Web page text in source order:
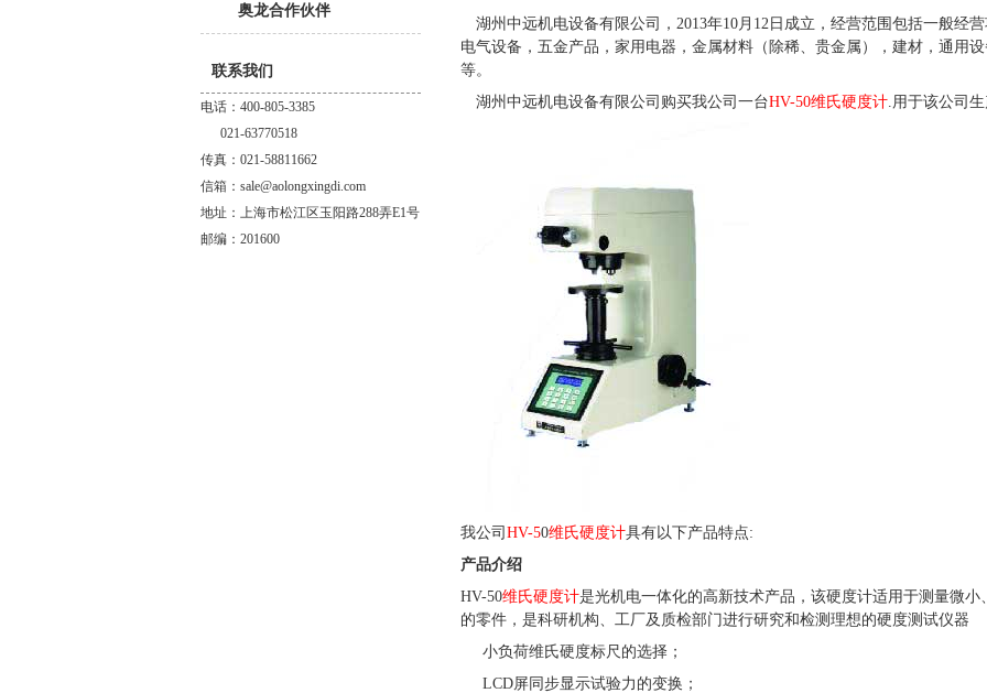
奥龙合作伙伴
联系我们
电话：400-805-3385
021-63770518
传真：021-58811662
信箱：sale@aolongxingdi.com
地址：上海市松江区玉阳路288弄E1号
邮编：201600
湖州中远机电设备有限公司， 2013年10月 12 日成立，经营范围包括一般经
电气设备，五金产品，家用电器，金属材料（除稀、贵金属），建材，通用
等。
湖州中远机电设备有限公司购买我公司一台HV-50维氏硬度计.用于该公司
我公司 HV-50维氏硬度计具有以下产品特点:
产品介绍
HV-50维氏硬度计是光机电一体化的高新技术产品，该硬度计适用于测量微
的零件，是科研机构、工厂及质检部门进行研究和检测理想的硬度测试仪器
小负荷维氏硬度标尺的选择；
LCD屏同步显示试验力的变换；